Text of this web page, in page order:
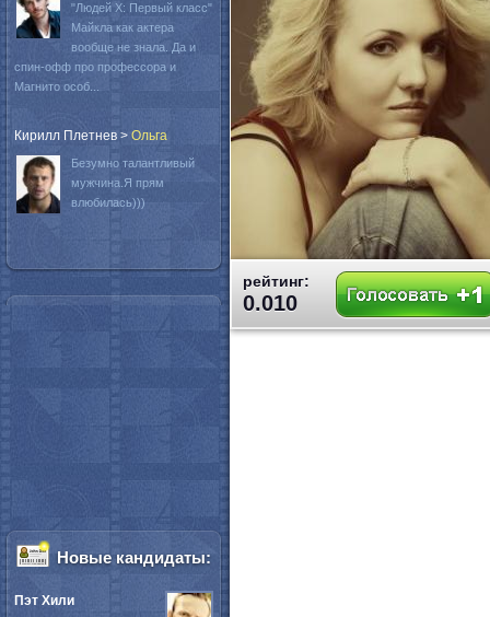
рейтинг:
0.010
"Людей Х: Первый класс"
Майкла как актера
вообще не знала. Да и
спин-офф про профессора и
Магнито особ...
Кирилл Плетнев > Oльга
Безумно талантливый
мужчина.Я прям
влюбилась)))
Новые кандидаты:
Пэт Хили